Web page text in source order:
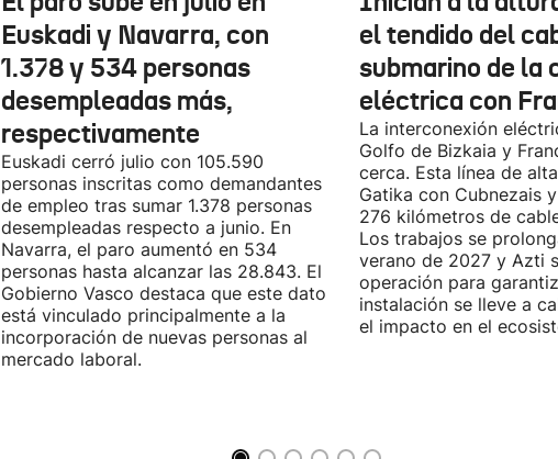
Euskadi y Navarra, con
1.378 y 534 personas
desempleadas más,
respectivamente
Euskadi cerró julio con 105.590
personas inscritas como demandantes
de empleo tras sumar 1.378 personas
desempleadas respecto a junio. En
Navarra, el paro aumentó en 534
personas hasta alcanzar las 28.843. El
Gobierno Vasco destaca que este dato
está vinculado principalmente a la
incorporación de nuevas personas al
mercado laboral.
el tendido del
submarino de la
eléctrica con
La interconexión
Golfo de Bizkaia y
cerca. Esta línea de
Gatika con Cubnezais
276 kilómetros de
Los trabajos se
verano de 2027 y Azti
operación para
instalación se lleve a
el impacto en el